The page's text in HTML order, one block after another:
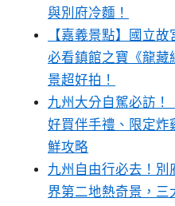
與別府冷麵！
【嘉義景點】國立
必看鎮館之寶《龍藏
景超好拍！
九州大分自駕必訪！
好買伴手禮、限定炸
鮮攻略
九州自由行必去！別
界第二地熱奇景，三